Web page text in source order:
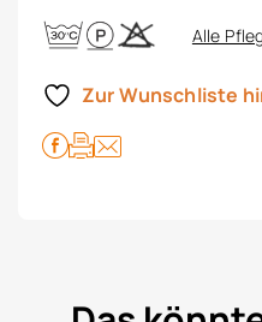
Alle
Zur Wunschliste